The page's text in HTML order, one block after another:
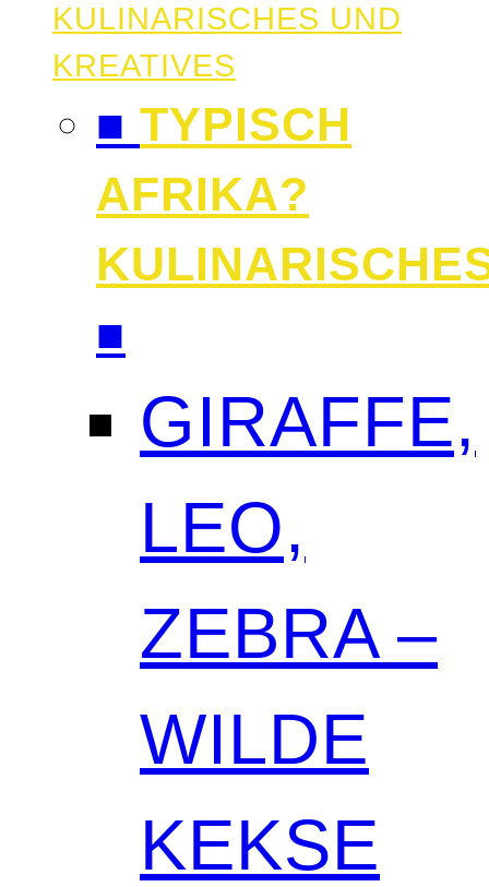
KULINARISCHES UND
KREATIVES
■ TYPISCH
AFRIKA?
■
GIRAFFE,
LEO,
ZEBRA –
WILDE
KEKSE